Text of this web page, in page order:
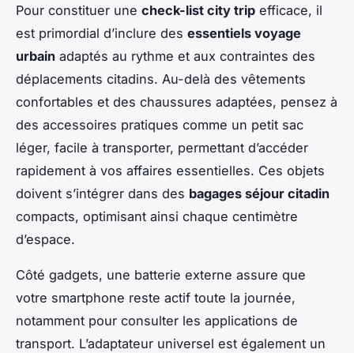
Pour constituer une check-list city trip efficace, il
est primordial d’inclure des essentiels voyage
urbain adaptés au rythme et aux contraintes des
déplacements citadins. Au-delà des vêtements
confortables et des chaussures adaptées, pensez à
des accessoires pratiques comme un petit sac
léger, facile à transporter, permettant d’accéder
rapidement à vos affaires essentielles. Ces objets
doivent s’intégrer dans des bagages séjour citadin
compacts, optimisant ainsi chaque centimètre
d’espace.
Côté gadgets, une batterie externe assure que
votre smartphone reste actif toute la journée,
notamment pour consulter les applications de
transport. L’adaptateur universel est également un